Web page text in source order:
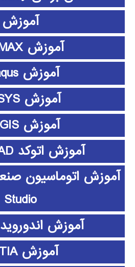
آموزش
آموزش 3D MAX
آموزش abaqus
آموزش ANSYS
آموزش ArcGIS
آموزش اتوکد AUTOCAD
Studio
آموزش اندوروید android
آموزش CATIA